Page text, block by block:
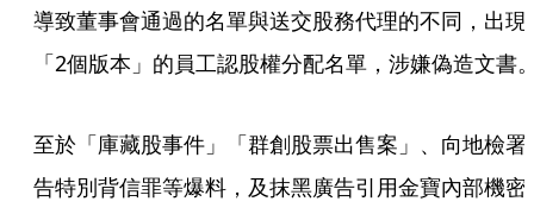
導致董事會通過的名單與送交股務代理的不同，出現
「2個版本」的員工認股權分配名單，涉嫌偽造文書
至於「庫藏股事件」「群創股票出售案」、向地檢署
告特別背信罪等爆料，及抹黑廣告引用金寶內部機密